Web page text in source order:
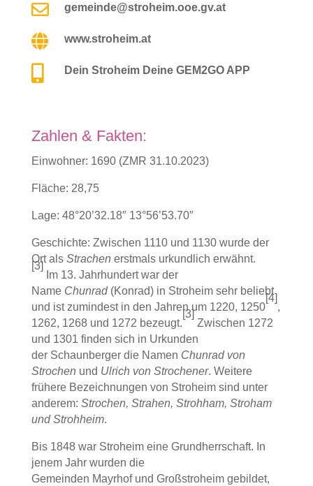
 gemeinde@stroheim.ooe.gv.at
 www.stroheim.at
 Dein Stroheim Deine GEM2GO APP
Zahlen & Fakten:
Einwohner: 1690 (ZMR 31.10.2023)
Fläche: 28,75
Lage: 48°20’32.18″ 13°56’53.70″
Geschichte: Zwischen 1110 und 1130 wurde der
Ort als Strachen erstmals urkundlich erwähnt.
[3]
Im 13. Jahrhundert war der
Name Chunrad(Konrad) in Stroheim sehr beliebt
und ist zumindest in den Jahren um 1220, 1250
[4]
,
1262, 1268 und 1272 bezeugt.
[3]
Zwischen 1272
und 1301 finden sich in Urkunden
der Schaunbergerdie Namen Chunrad von
Strochen und Ulrich von Strochener. Weitere
frühere Bezeichnungen von Stroheim sind unter
anderem: Strochen, Strahen, Strohham, Stroham
und Strohheim.
Bis 1848 war Stroheim eine Grundherrschaft. In
jenem Jahr wurden die
Gemeinden Mayrhofund Großstroheim gebildet,